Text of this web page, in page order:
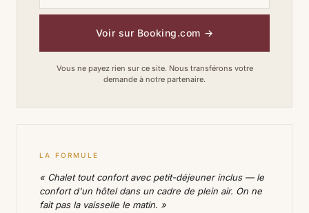
Voir sur Booking.com →
Vous ne payez rien sur ce site. Nous transférons votre
demande à notre partenaire.
LA FORMULE
« Chalet tout confort avec petit-déjeuner inclus — le
confort d'un hôtel dans un cadre de plein air. On ne
fait pas la vaisselle le matin. »